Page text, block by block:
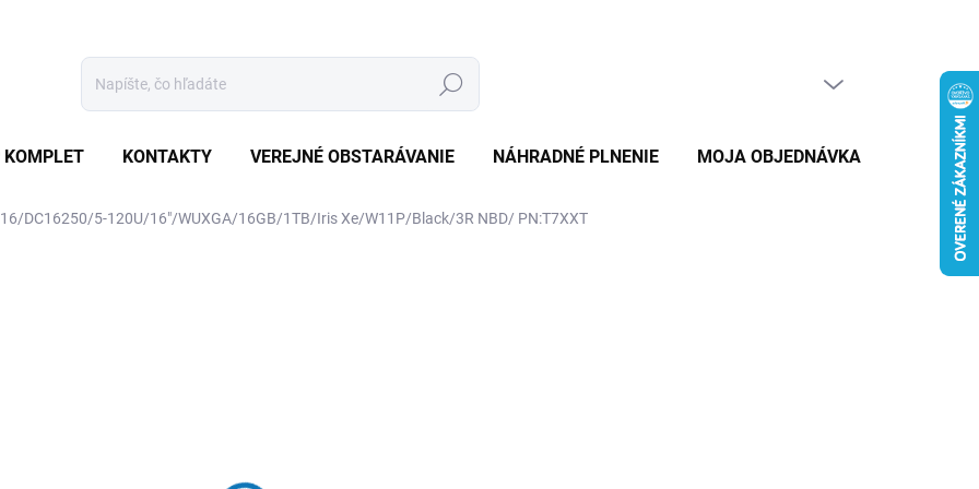
Hľadať
KOMPLET KONTAKTY VEREJNÉ OBSTARÁVANIE NÁHRADNÉ PLNENIE MOJA OBJEDNÁVKA ZNAČKY
16/DC16250/5-120U/16"/WUXGA/16GB/1TB/Iris Xe/W11P/Black/3R NBD/ PN:T7XXT